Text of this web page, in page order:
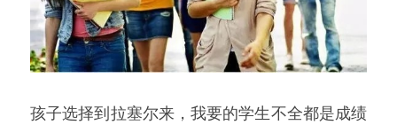
孩子选择到拉塞尔来，我要的学生不全都是成绩